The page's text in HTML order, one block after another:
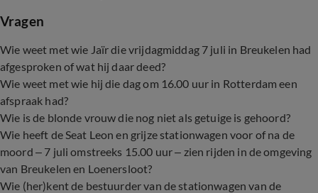
Vragen
Wie weet met wie Jaïr die vrijdagmiddag 7 juli in Breukelen had
afgesproken of wat hij daar deed?
Wie weet met wie hij die dag om 16.00 uur in Rotterdam een
afspraak had?
Wie is de blonde vrouw die nog niet als getuige is gehoord?
Wie heeft de Seat Leon en grijze stationwagen voor of na de
moord – 7 juli omstreeks 15.00 uur – zien rijden in de omgeving
van Breukelen en Loenersloot?
Wie (her)kent de bestuurder van de stationwagen van de